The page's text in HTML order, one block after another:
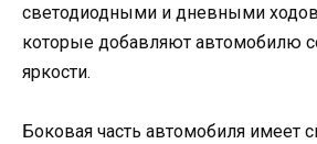
светодиодными и дневными
которые добавляют автомобилю
яркости.
Боковая часть автомобиля